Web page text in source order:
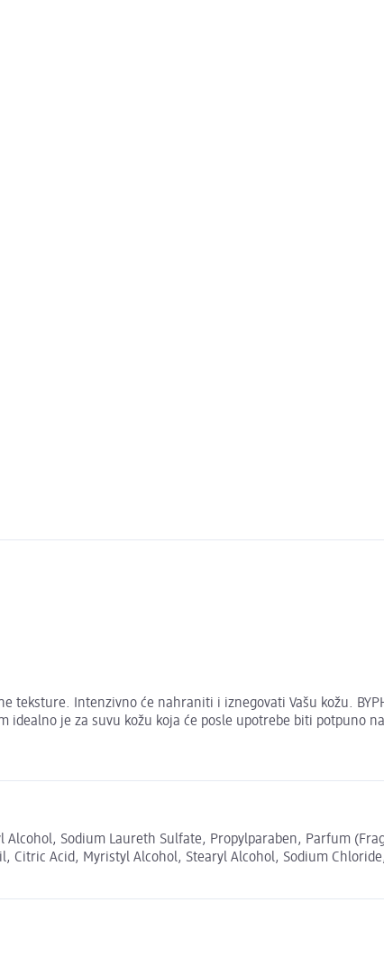
teksture. Intenzivno će nahraniti i iznegovati Vašu kožu.
idealno je za suvu kožu koja će posle upotrebe biti potpuno
Sodium Laureth Sulfate, Propylparaben, Parfum
Acid, Myristyl Alcohol, Stearyl Alcohol, Sodium